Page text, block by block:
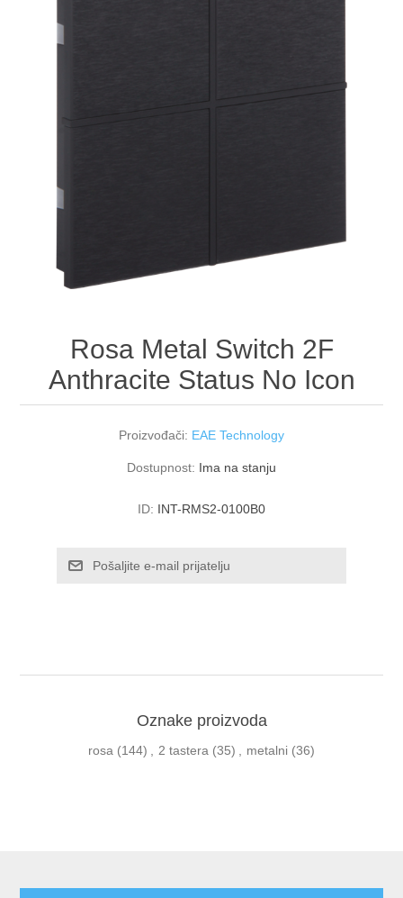
Rosa Metal Switch 2F
Anthracite Status No Icon
Proizvođači: EAE Technology
Dostupnost: Ima na stanju
ID: INT-RMS2-0100B0
Oznake proizvoda
rosa (144) 2 tastera (35) metalni (36)